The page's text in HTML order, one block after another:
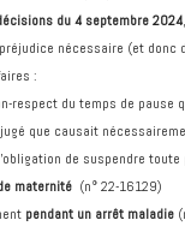
du 4 septembre 2024
préjudice nécessaire (et
:
respect du temps de pause
que causait
de suspendre
maternité (n° 22-16129)
pendant un arrêt maladie